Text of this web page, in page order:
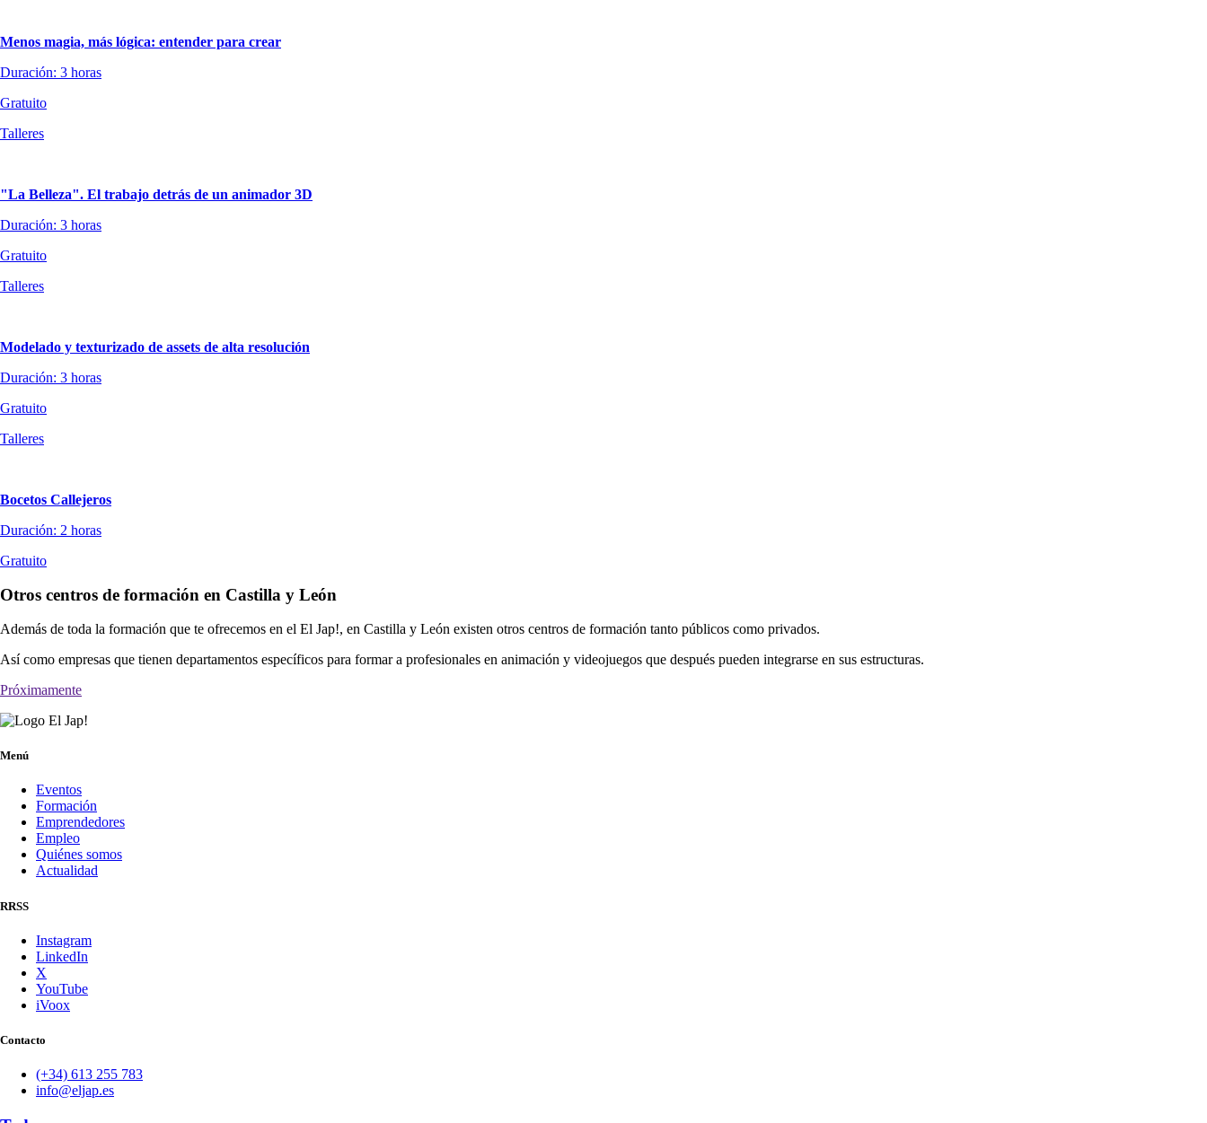
Menos magia, más lógica: entender para crear
Duración: 3 horas
Gratuito
Talleres
"La Belleza". El trabajo detrás de un animador 3D
Duración: 3 horas
Gratuito
Talleres
Modelado y texturizado de assets de alta resolución
Duración: 3 horas
Gratuito
Talleres
Bocetos Callejeros
Duración: 2 horas
Gratuito
Otros centros de formación en Castilla y León
Además de toda la formación que te ofrecemos en el El Jap!, en Castilla y León existen otros centros de formación tanto públicos como privados.
Así como empresas que tienen departamentos específicos para formar a profesionales en animación y videojuegos que después pueden integrarse en sus estructuras.
Próximamente
Menú
Eventos
Formación
Emprendedores
Empleo
Quiénes somos
Actualidad
RRSS
Instagram
LinkedIn
X
YouTube
iVoox
Contacto
(+34) 613 255 783
info@eljap.es